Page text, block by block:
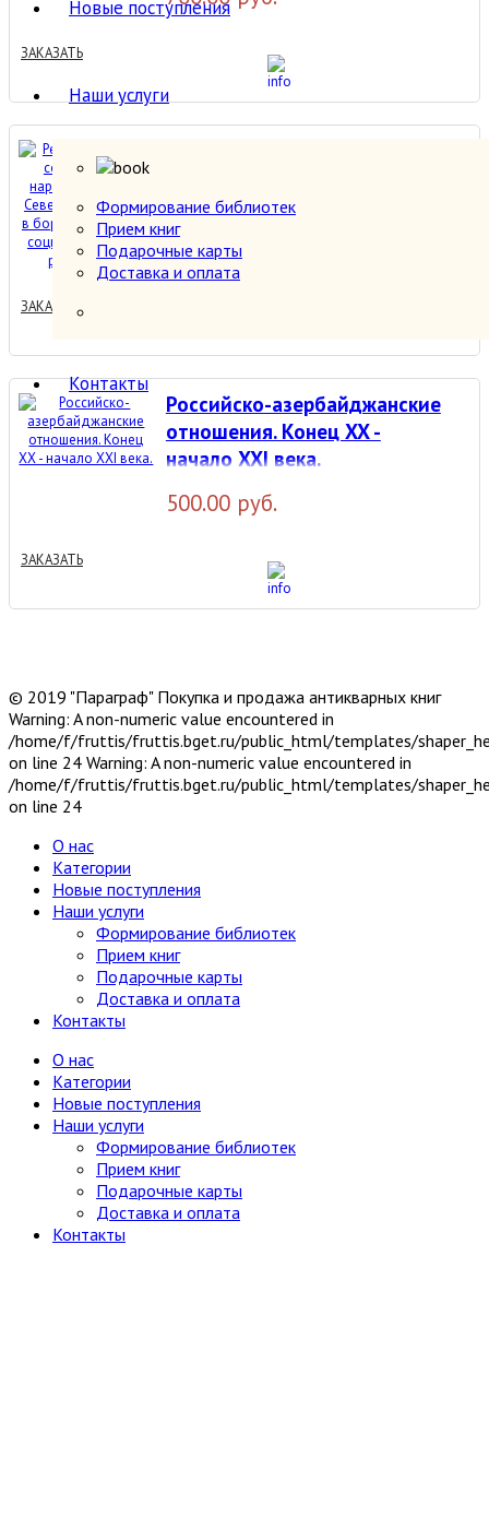
Новые поступления
Наши услуги
Формирование библиотек
Прием книг
Подарочные карты
Доставка и оплата
Контакты
ЗАКАЗАТЬ
и Северного Кавказа в
борьбе за победу
социалистической
революции.
500.00 руб.
ЗАКАЗАТЬ
Российско-азербайджанские
отношения. Конец XX -
начало XXI века.
500.00 руб.
ЗАКАЗАТЬ
© 2019 "Параграф" Покупка и продажа антикварных книг
Warning: A non-numeric value encountered in
/home/f/fruttis/fruttis.bget.ru/public_html/templates/
on line 24 Warning: A non-numeric value encountered in
/home/f/fruttis/fruttis.bget.ru/public_html/templates/
on line 24
О нас
Категории
Новые поступления
Наши услуги
Формирование библиотек
Прием книг
Подарочные карты
Доставка и оплата
Контакты
О нас
Категории
Новые поступления
Наши услуги
Формирование библиотек
Прием книг
Подарочные карты
Доставка и оплата
Контакты